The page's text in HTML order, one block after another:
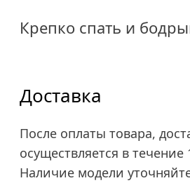
Крепко спать и
Доставка
После оплаты товара,
осуществляется в
Наличие модели